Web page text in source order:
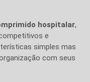
hospitalar,
e
simples mas
com seus